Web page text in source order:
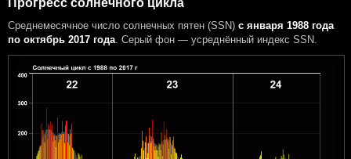
Среднемесячное число солнечных пятен (SSN) с января 1988 года
по октябрь 2017 года . Серый фон — усреднённый индекс SSN.